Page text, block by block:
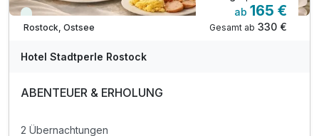
Viele Termine frei
Rostock, Ostsee
ab 165 €
Gesamt ab 330 €
Hotel Stadtperle Rostock
ABENTEUER & ERHOLUNG
2 Übernachtungen